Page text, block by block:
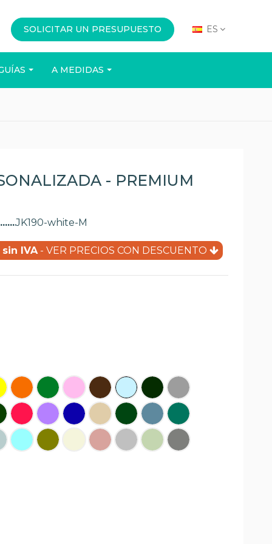
SOLICITAR UN PRESUPUESTO
ES
A MEDIDAS
- PREMIUM
(5 opiniones)
JK190-white-M
sin IVA - VER PRECIOS CON DESCUENTO